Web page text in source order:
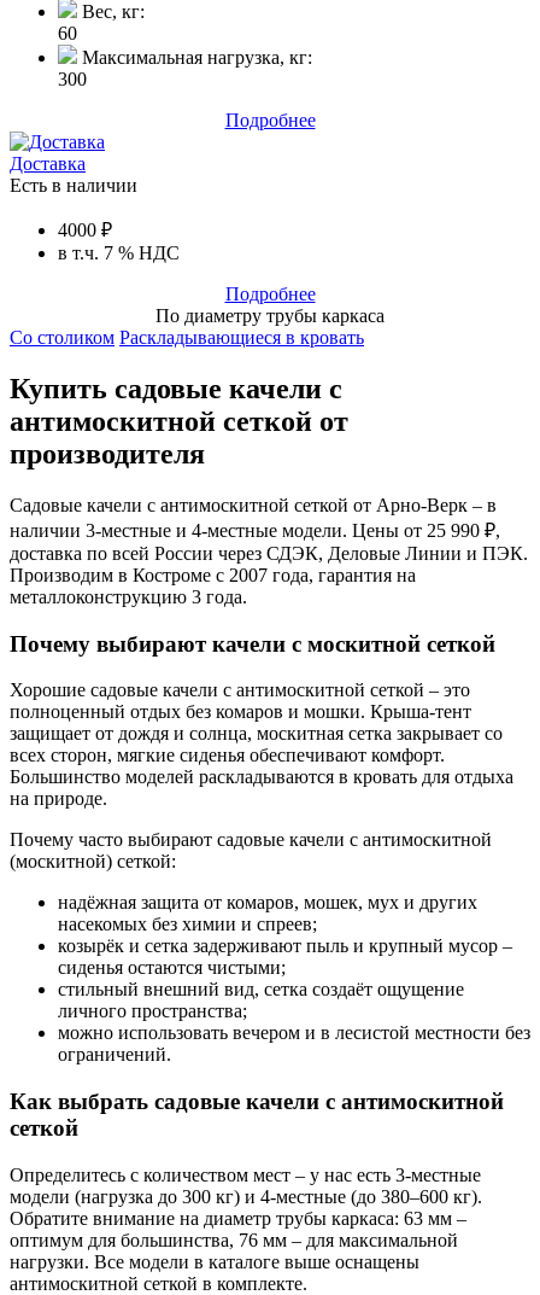
Вес, кг:
60
Максимальная нагрузка, кг:
300
Подробнее
Доставка
Есть в наличии
4000 ₽
в т.ч. 7 % НДС
Подробнее
По диаметру трубы каркаса
Со столиком Раскладывающиеся в кровать
Купить садовые качели с
антимоскитной сеткой от
производителя
Садовые качели с антимоскитной сеткой от Арно-Верк – в
наличии 3-местные и 4-местные модели. Цены от 25 990 ₽,
доставка по всей России через СДЭК, Деловые Линии и ПЭК.
Производим в Костроме с 2007 года, гарантия на
металлоконструкцию 3 года.
Почему выбирают качели с москитной сеткой
Хорошие садовые качели с антимоскитной сеткой – это
полноценный отдых без комаров и мошки. Крыша-тент
защищает от дождя и солнца, москитная сетка закрывает со
всех сторон, мягкие сиденья обеспечивают комфорт.
Большинство моделей раскладываются в кровать для отдыха
на природе.
Почему часто выбирают садовые качели с антимоскитной
(москитной) сеткой:
надёжная защита от комаров, мошек, мух и других
насекомых без химии и спреев;
козырёк и сетка задерживают пыль и крупный мусор –
сиденья остаются чистыми;
стильный внешний вид, сетка создаёт ощущение
личного пространства;
можно использовать вечером и в лесистой местности без
ограничений.
Как выбрать садовые качели с антимоскитной
сеткой
Определитесь с количеством мест – у нас есть 3-местные
модели (нагрузка до 300 кг) и 4-местные (до 380–600 кг).
Обратите внимание на диаметр трубы каркаса: 63 мм –
оптимум для большинства, 76 мм – для максимальной
нагрузки. Все модели в каталоге выше оснащены
антимоскитной сеткой в комплекте.